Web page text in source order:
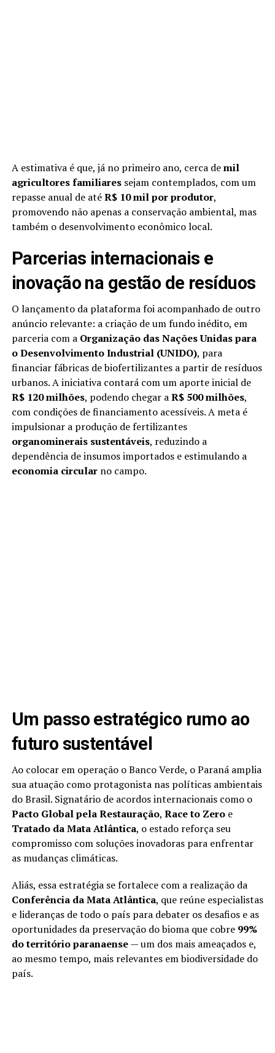
A estimativa é que, já no primeiro ano, cerca demil
agricultores familiaressejam contemplados, com um
repasse anual de atéR$ 10 mil por produtor,
promovendo não apenas a conservação ambiental, mas
também o desenvolvimento econômico local.
Parcerias internacionais e
inovação na gestão de resíduos
O lançamento da plataforma foi acompanhado de outro
anúncio relevante: a criação de um fundo inédito, em
parceria com a Organização das Nações Unidas para
o Desenvolvimento Industrial (UNIDO), para
financiar fábricas de biofertilizantes a partir de resíduos
urbanos. A iniciativa contará com um aporte inicial de
R$ 120 milhões, podendo chegar aR$ 500 milhões,
com condições de financiamento acessíveis. A meta é
impulsionar a produção de fertilizantes
organominerais sustentáveis, reduzindo a
dependência de insumos importados e estimulando a
economia circularno campo.
Um passo estratégico rumo ao
futuro sustentável
Ao colocar em operação o Banco Verde, o Paraná amplia
sua atuação como protagonista nas políticas ambientais
do Brasil. Signatário de acordos internacionais como o
Pacto Global pela Restauração, Race to Zeroe
Tratado da Mata Atlântica, o estado reforça seu
compromisso com soluções inovadoras para enfrentar
as mudanças climáticas.
Aliás, essa estratégia se fortalece com a realização da
Conferência da Mata Atlântica, que reúne especialistas
e lideranças de todo o país para debater os desafios e as
oportunidades da preservação do bioma que cobre 99%
do território paranaense— um dos mais ameaçados e,
ao mesmo tempo, mais relevantes em biodiversidade do
país.